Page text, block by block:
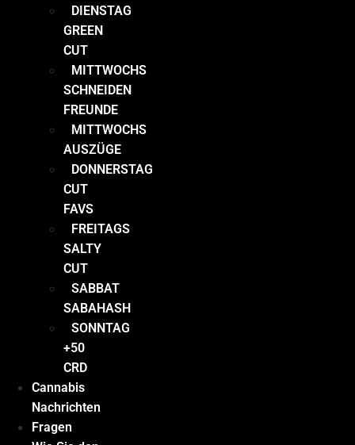
DIENSTAG
GREEN
CUT
MITTWOCHS
SCHNEIDEN
FREUNDE
MITTWOCHS
AUSZÜGE
DONNERSTAG
CUT
FAVS
FREITAGS
SALTY
CUT
SABBAT
SABAHASH
SONNTAG
+50
CRD
Cannabis
Nachrichten
Fragen